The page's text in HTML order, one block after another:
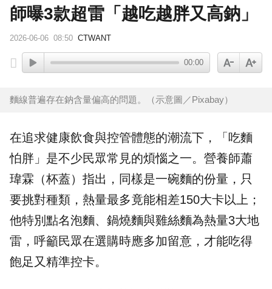
師曝3款超雷「越吃越胖又高鈉」
2026-06-06 08:50 CTWANT
00:00
麵線普遍存在鈉含量偏高的問題。（示意圖／Pixabay）
在追求健康飲食與控管體態的潮流下，「吃麵
怕胖」是不少民眾常見的煩惱之一。 營養師蕭
瑋霖（杯蓋）指出，同樣是一碗麵的份量，只
要挑對種類， 熱量最多竟能相差150大卡以上；
他特別點名泡麵、鍋燒麵與雞絲麵為熱量3大地
雷，呼籲民眾在選購時應多加留意，才能吃得
飽足又精準控卡。